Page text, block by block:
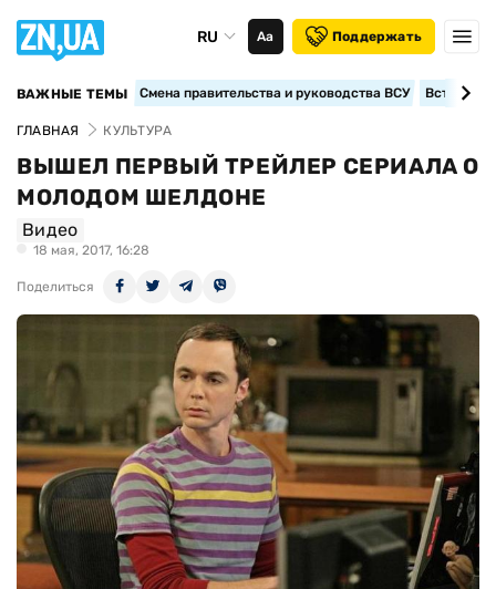
RU Аа Поддержать
ВАЖНЫЕ ТЕМЫ Смена правительства и руководства ВСУ
ГЛАВНАЯ КУЛЬТУРА
ВЫШЕЛ ПЕРВЫЙ ТРЕЙЛЕР СЕРИАЛА О
МОЛОДОМ ШЕЛДОНЕ
Видео
18 мая, 2017, 16:28
Поделиться